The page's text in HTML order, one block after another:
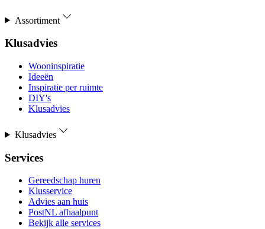
Assortiment
Klusadvies
Wooninspiratie
Ideeën
Inspiratie per ruimte
DIY's
Klusadvies
Klusadvies
Services
Gereedschap huren
Klusservice
Advies aan huis
PostNL afhaalpunt
Bekijk alle services